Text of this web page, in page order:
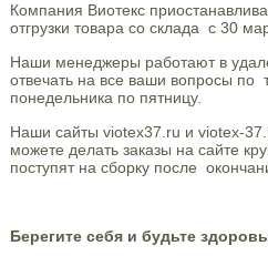
Компания Виотекс
отгрузки товара со склада с 30
Наши менеджеры работают в
отвечать на все ваши вопросы по
понедельника по пятницу.
Наши сайты viotex37.ru и viotex-
можете делать заказы на сайте
поступят на сборку после
Берегите себя и будьте